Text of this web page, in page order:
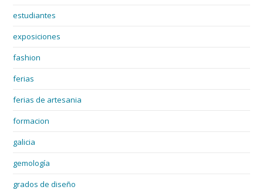
estudiantes
exposiciones
fashion
ferias
ferias de artesania
formacion
galicia
gemología
grados de diseño